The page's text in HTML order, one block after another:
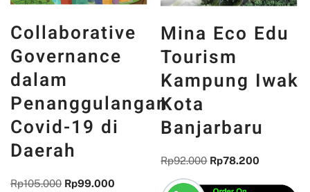
Collaborative
Governance
dalam
Penanggulangan
Covid-19 di
Daerah
Rp105.000 Rp99.000
Mina Eco Edu
Tourism
Kampung Iwak
Kota
Banjarbaru
Rp92.000 Rp78.200